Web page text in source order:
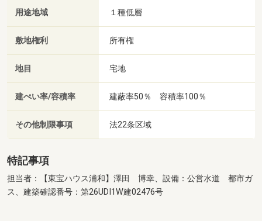
用途地域 １種低層
敷地権利 所有権
地目 宅地
建ぺい率/容積率 建蔽率50％ 容積率100％
その他制限事項 法22条区域
特記事項
担当者：【東宝ハウス浦和】澤田 博幸、設備：公営水道 都市ガ
ス、建築確認番号：第26UDI1W建02476号